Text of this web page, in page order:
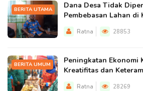
BERITA UTAMA
Dana Desa Tidak
Pembebasan Lahan di
Ratna 28853
BERITA UMUM
Peningkatan Ekonomi
Kreatifitas dan
Ratna 28269